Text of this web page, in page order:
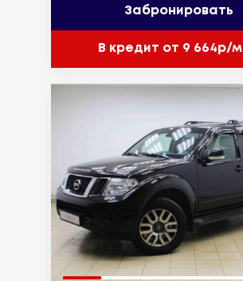
Забронировать
В кредит от 9 664р/